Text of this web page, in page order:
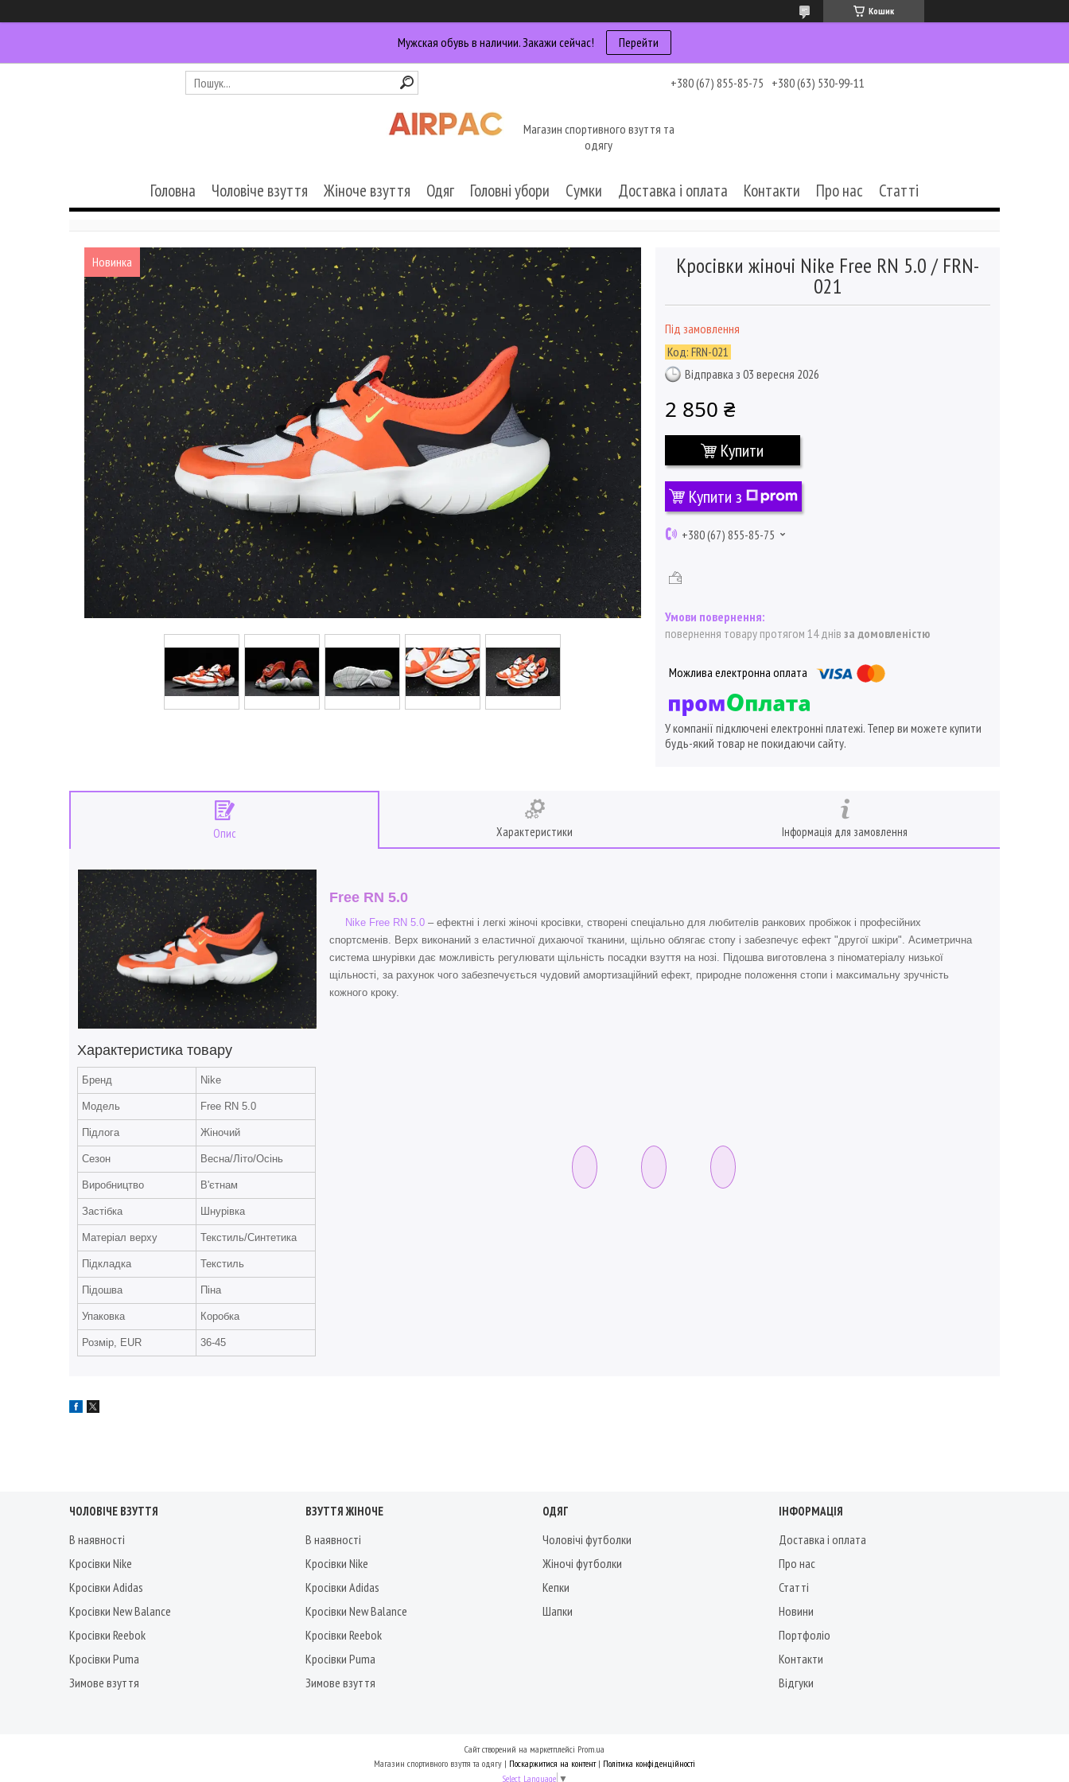
Кошик
Мужская обувь в наличии. Закажи сейчас! Перейти
+380 (67) 855-85-75 +380 (63) 530-99-11
Магазин спортивного взуття та
одягу
Головна Чоловіче взуття Жіноче взуття Одяг Головні убори Сумки Доставка і оплата Контакти Про нас Статті
Новинка Кросівки жіночі Nike Free RN 5.0 / FRN-
021
Під замовлення
Код: FRN-021
Відправка з 03 вересня 2026
2 850 ₴
Купити
Купити з
+380 (67) 855-85-75
повернення товару протягом 14 днів за домовленістю
У компанії підключені електронні платежі. Тепер ви можете купити
будь-який товар не покидаючи сайту.
Опис Характеристики Інформація для замовлення
Free RN 5.0
Nike Free RN 5.0 – ефектні і легкі жіночі кросівки, створені спеціально для любителів ранкових пробіжок і професійних
спортсменів. Верх виконаний з еластичної дихаючої тканини, щільно облягає стопу і забезпечує ефект "другої шкіри". Асиметрична
система шнурівки дає можливість регулювати щільність посадки взуття на нозі. Підошва виготовлена з піноматеріалу низької
щільності, за рахунок чого забезпечується чудовий амортизаційний ефект, природне положення стопи і максимальну зручність
кожного кроку.
Характеристика товару
Бренд Nike
Модель Free RN 5.0
Підлога Жіночий
Сезон Весна/Літо/Осінь
Виробництво В'єтнам
Застібка Шнурівка
Матеріал верху Текстиль/Синтетика
Підкладка Текстиль
Підошва Піна
Упаковка Коробка
Розмір, EUR 36-45
ЧОЛОВІЧЕ ВЗУТТЯ
В наявності
Кросівки Nike
Кросівки Adidas
Кросівки New Balance
Кросівки Reebok
Кросівки Puma
Зимове взуття
ВЗУТТЯ ЖІНОЧЕ
В наявності
Кросівки Nike
Кросівки Adidas
Кросівки New Balance
Кросівки Reebok
Кросівки Puma
Зимове взуття
ОДЯГ
Чоловічі футболки
Жіночі футболки
Кепки
Шапки
ІНФОРМАЦІЯ
Доставка і оплата
Про нас
Статті
Новини
Портфоліо
Контакти
Відгуки
Сайт створений на маркетплейсі Prom.ua
Магазин спортивного взуття та одягу | Поскаржитися на контент | Політика конфіденційності
Select Language ▼